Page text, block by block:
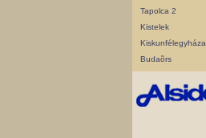
Tapolca 2
Kistelek
Kiskunfélegyháza
Budaõrs